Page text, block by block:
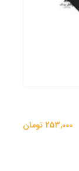
253,000 تومان